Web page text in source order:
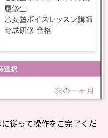
従って操作をご完了くだ